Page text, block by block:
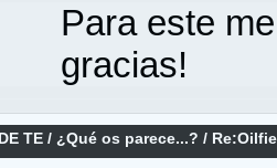
Para este
gracias!
TE / ¿Qué os parece...? /